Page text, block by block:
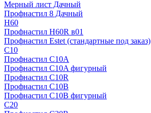
Мерный лист Дачный
Профнастил 8 Дачный
Н60
Профнастил H60R в01
Профнастил Estet (стандартные под заказ)
C10
Профнастил С10A
Профнастил С10A фигурный
Профнастил С10R
Профнастил С10В
Профнастил С10В фигурный
C20